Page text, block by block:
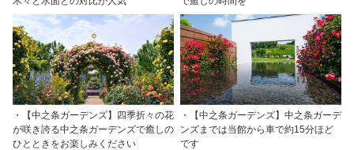
・【中之条ガーデンズ】四季折々の花
が咲き誇る中之条ガーデンズで癒しの
ひとときをお楽しみください
・【中之条ガーデンズ】中之条ガーデ
ンズまでは当館から車で約15分ほど
です